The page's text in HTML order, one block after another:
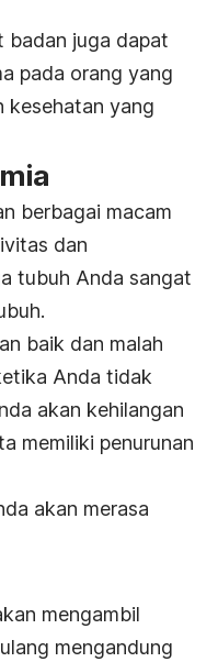
badan juga dapat
pada orang yang
kesehatan yang
berbagai macam
dan
tubuh Anda sangat
baik dan malah
Anda tidak
akan kehilangan
memiliki penurunan
akan merasa
mengambil
mengandung